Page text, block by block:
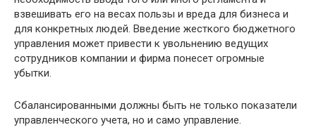
взвешивать его на весах пользы и вреда для бизнеса и
для конкретных людей. Введение жесткого бюджетного
управления может привести к увольнению ведущих
сотрудников компании и фирма понесет огромные
убытки.
Сбалансированными должны быть не только показатели
управленческого учета, но и само управление.